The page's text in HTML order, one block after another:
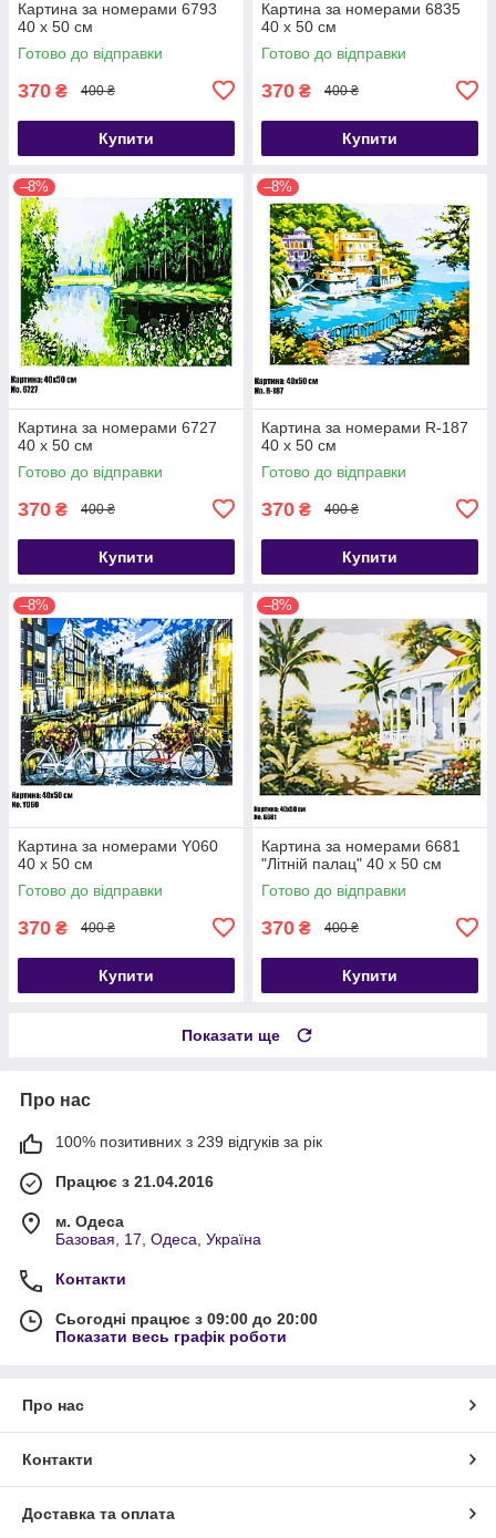
Картина за номерами 6793
40 х 50 см
Готово до відправки
370 ₴ 400 ₴
Купити
Картина за номерами 6835
40 х 50 см
Готово до відправки
370 ₴ 400 ₴
Купити
–8%
Картина за номерами 6727
40 х 50 см
Готово до відправки
370 ₴ 400 ₴
Купити
–8%
Картина за номерами R-187
40 х 50 см
Готово до відправки
370 ₴ 400 ₴
Купити
–8%
Картина за номерами Y060
40 х 50 см
Готово до відправки
370 ₴ 400 ₴
Купити
–8%
Картина за номерами 6681
"Літній палац" 40 х 50 см
Готово до відправки
370 ₴ 400 ₴
Купити
Показати ще
Про нас
100% позитивних з 239 відгуків за рік
Працює з 21.04.2016
м. Одеса
Базовая, 17, Одеса, Україна
Контакти
Сьогодні працює з 09:00 до 20:00
Показати весь графік роботи
Про нас
Контакти
Доставка та оплата